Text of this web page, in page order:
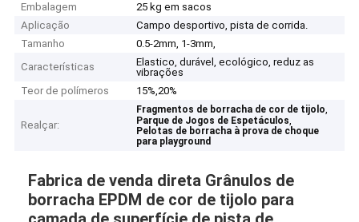
Embalagem
25 kg em sacos
Aplicação
Campo desportivo, pista de corrida.
Tamanho
0.5-2mm, 1-3mm,
Características
Elastico, durável, ecológico, reduz as
vibrações
Teor de polímeros
15%,20%
Realçar:
Fragmentos de borracha de cor de tijolo,
Parque de Jogos de Espetáculos,
Pelotas de borracha à prova de choque
para playground
Fabrica de venda direta Grânulos de
borracha EPDM de cor de tijolo para